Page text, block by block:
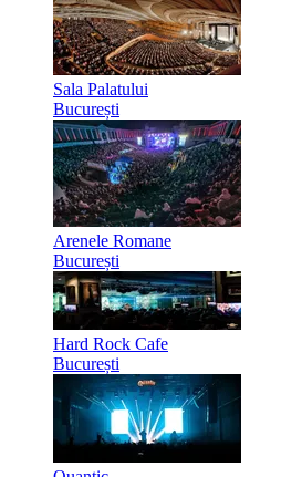
Sala Palatului
București
Arenele Romane
București
Hard Rock Cafe
București